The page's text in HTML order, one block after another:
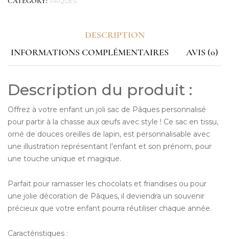
DESCRIPTION
INFORMATIONS COMPLÉMENTAIRES
AVIS (0)
Description du produit :
Offrez à votre enfant un joli sac de Pâques personnalisé
pour partir à la chasse aux œufs avec style ! Ce sac en tissu,
orné de douces oreilles de lapin, est personnalisable avec
une illustration représentant l’enfant et son prénom, pour
une touche unique et magique.
Parfait pour ramasser les chocolats et friandises ou pour
une jolie décoration de Pâques, il deviendra un souvenir
précieux que votre enfant pourra réutiliser chaque année.
Caractéristiques :